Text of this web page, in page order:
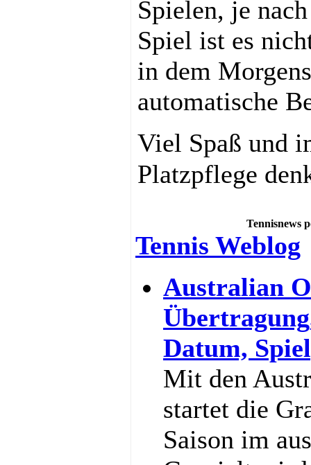
Spielen, je
Spiel ist es
in dem
automatische
Viel Spaß und
Platzpflege
Tennisnews
Tennis Weblog
Australian
Datum,
Mit den
startet die
Saison im